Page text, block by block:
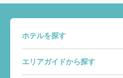
ホテルを探す
エリアガイドから探す